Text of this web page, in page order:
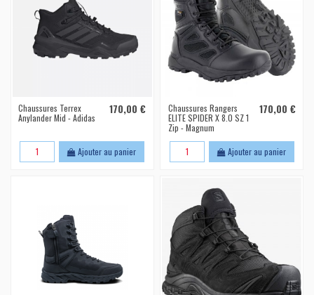
Chaussures Terrex
Anylander Mid - Adidas
170,00 €
Ajouter au panier
Chaussures Rangers
ELITE SPIDER X 8.0 SZ 1
Zip - Magnum
170,00 €
Ajouter au panier